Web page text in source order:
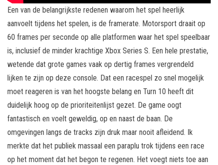
Een van de belangrijkste redenen waarom het spel heerlijk
aanvoelt tijdens het spelen, is de framerate. Motorsport draait op
60 frames per seconde op alle platformen waar het spel speelbaar
is, inclusief de minder krachtige Xbox Series S. Een hele prestatie,
wetende dat grote games vaak op dertig frames vergrendeld
lijken te zijn op deze console. Dat een racespel zo snel mogelijk
moet reageren is van het hoogste belang en Turn 10 heeft dit
duidelijk hoog op de prioriteitenlijst gezet. De game oogt
fantastisch en voelt geweldig, op en naast de baan. De
omgevingen langs de tracks zijn druk maar nooit afleidend. Ik
merkte dat het publiek massaal een paraplu trok tijdens een race
op het moment dat het begon te regenen. Het voegt niets toe aan